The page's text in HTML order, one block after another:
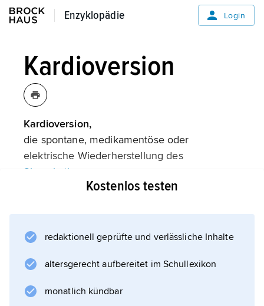
Enzyklopädie
Enzyklopädie Login
Kardioversion
Kardioversion,
die spontane, medikamentöse oder
elektrische Wiederherstellung des
Sinusrhythmus
. Meist besteht vor der Kardioversion ein
) oder zu schneller Herzrhythmus (z. B.
), der akut oder auch langfristig zu
bedrohlichen Komplikationen führen kann. Bei
der
Kostenlos testen
redaktionell geprüfte und verlässliche Inhalte
altersgerecht aufbereitet im Schullexikon
monatlich kündbar